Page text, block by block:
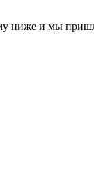
ниже и мы